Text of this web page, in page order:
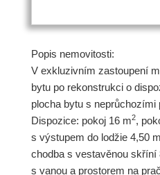
Popis nemovitosti:
V exkluzivním zastoupení
bytu po rekonstrukci o
plocha bytu s neprůchozími
Dispozice: pokoj 16 m2,
s výstupem do lodžie 4,50 m
chodba s vestavěnou skříní
s vanou a prostorem na